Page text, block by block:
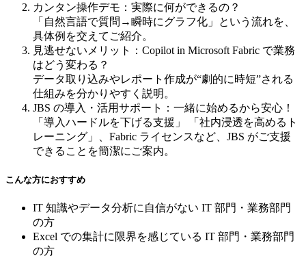
カンタン操作デモ：実際に何ができるの？
「自然言語で質問→瞬時にグラフ化」という流れを、
具体例を交えてご紹介。
見逃せないメリット：Copilot in Microsoft Fabric で業務
はどう変わる？
データ取り込みやレポート作成が“劇的に時短”される
仕組みを分かりやすく説明。
JBS の導入・活用サポート：一緒に始めるから安心！
「導入ハードルを下げる支援」 「社内浸透を高めるト
レーニング」、Fabric ライセンスなど、JBS がご支援
できることを簡潔にご案内。
こんな方におすすめ
IT 知識やデータ分析に自信がない IT 部門・業務部門
の方
Excel での集計に限界を感じている IT 部門・業務部門
の方